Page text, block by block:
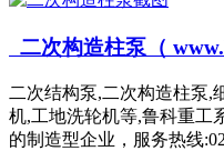
二次构造柱泵（
二次结构泵,二次构造柱泵,
机,工地洗轮机等,鲁科重工
的制造型企业，服务热线